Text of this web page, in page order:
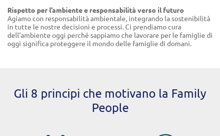
Rispetto per l’ambiente e responsabilità verso il futuro
Agiamo con responsabilità ambientale, integrando la sostenibilità
in tutte le nostre decisioni e processi. Ci prendiamo cura
dell’ambiente oggi perché sappiamo che lavorare per le famiglie di
oggi significa proteggere il mondo delle famiglie di domani.
Gli 8 principi che motivano la Family
People